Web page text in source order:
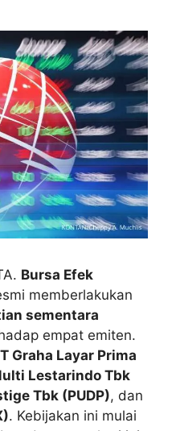
Bursa Efek
memberlakukan
sementara
empat emiten.
Graha Layar Prima
Lestarindo Tbk
Tbk (PUDP), dan
. Kebijakan ini mulai